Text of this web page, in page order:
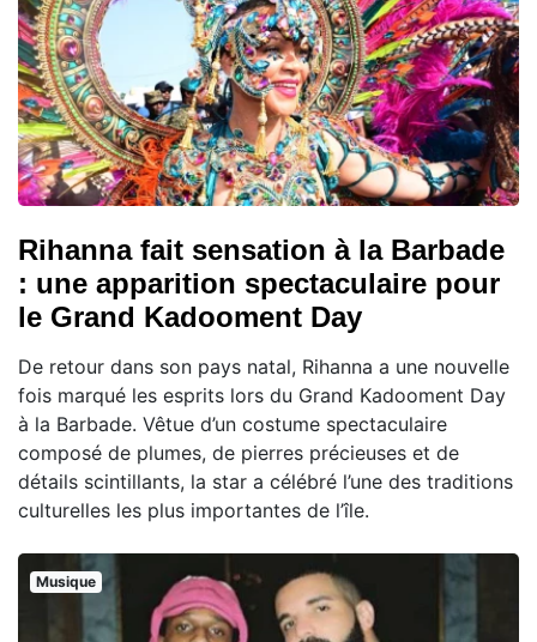
Rihanna fait sensation à la Barbade
: une apparition spectaculaire pour
le Grand Kadooment Day
De retour dans son pays natal, Rihanna a une nouvelle
fois marqué les esprits lors du Grand Kadooment Day
à la Barbade. Vêtue d’un costume spectaculaire
composé de plumes, de pierres précieuses et de
détails scintillants, la star a célébré l’une des traditions
culturelles les plus importantes de l’île.
Musique